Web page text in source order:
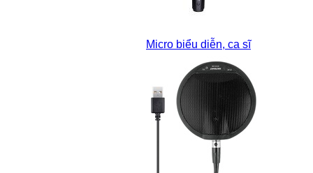
Micro biểu diễn, ca sĩ